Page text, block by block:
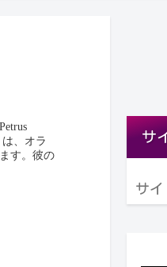
は、オラ
す。彼の
サ